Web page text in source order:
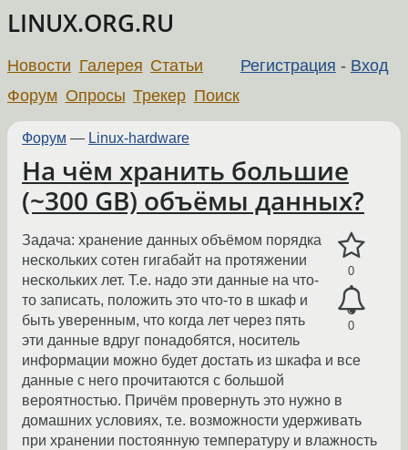
LINUX.ORG.RU
Регистрация - Вход
Новости Галерея Статьи
Форум Опросы Трекер Поиск
Форум — Linux-hardware
На чём хранить большие
(~300 GB) объёмы данных?
0
0
Задача: хранение данных объёмом порядка
нескольких сотен гигабайт на протяжении
нескольких лет. Т.е. надо эти данные на что-
то записать, положить это что-то в шкаф и
быть уверенным, что когда лет через пять
эти данные вдруг понадобятся, носитель
информации можно будет достать из шкафа и все
данные с него прочитаются с большой
вероятностью. Причём провернуть это нужно в
домашних условиях, т.е. возможности удерживать
при хранении постоянную температуру и влажность